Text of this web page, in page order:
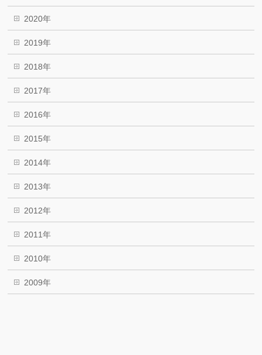
2020年
2019年
2018年
2017年
2016年
2015年
2014年
2013年
2012年
2011年
2010年
2009年